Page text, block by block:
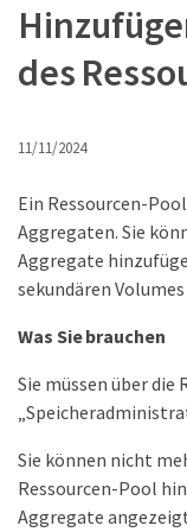
des
11/11/2024
Ein Ressourcen-
Aggregaten. Sie
Aggregate
sekundären
Was Sie brauchen
Sie müssen über
Sie können nicht
Ressourcen-Pool
Aggregate